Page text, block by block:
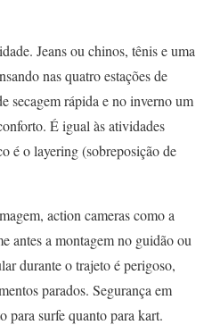
Jeans ou chinos, tênis e uma
nas quatro estações de
secagem rápida e no inverno um
É igual às atividades
é o layering (sobreposição de
action cameras como a
antes a montagem no guidão ou
durante o trajeto é perigoso,
parados. Segurança em
surfe quanto para kart.